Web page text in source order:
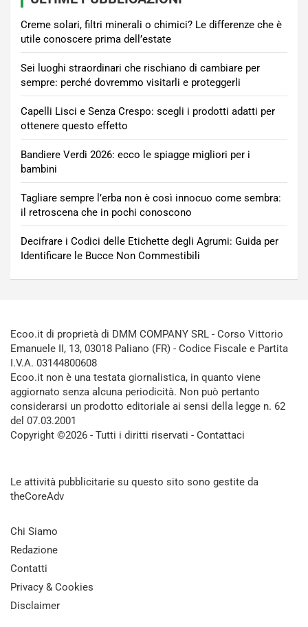
Creme solari, filtri minerali o chimici? Le differenze che è
utile conoscere prima dell’estate
Sei luoghi straordinari che rischiano di cambiare per
sempre: perché dovremmo visitarli e proteggerli
Capelli Lisci e Senza Crespo: scegli i prodotti adatti per
ottenere questo effetto
Bandiere Verdi 2026: ecco le spiagge migliori per i
bambini
Tagliare sempre l’erba non è così innocuo come sembra:
il retroscena che in pochi conoscono
Decifrare i Codici delle Etichette degli Agrumi: Guida per
Identificare le Bucce Non Commestibili
Ecoo.it di proprietà di DMM COMPANY SRL - Corso Vittorio
Emanuele II, 13, 03018 Paliano (FR) - Codice Fiscale e Partita
I.V.A. 03144800608
Ecoo.it non è una testata giornalistica, in quanto viene
aggiornato senza alcuna periodicità. Non può pertanto
considerarsi un prodotto editoriale ai sensi della legge n. 62
del 07.03.2001
Copyright ©2026 - Tutti i diritti riservati - Contattaci
Le attività pubblicitarie su questo sito sono gestite da
theCoreAdv
Chi Siamo
Redazione
Contatti
Privacy & Cookies
Disclaimer